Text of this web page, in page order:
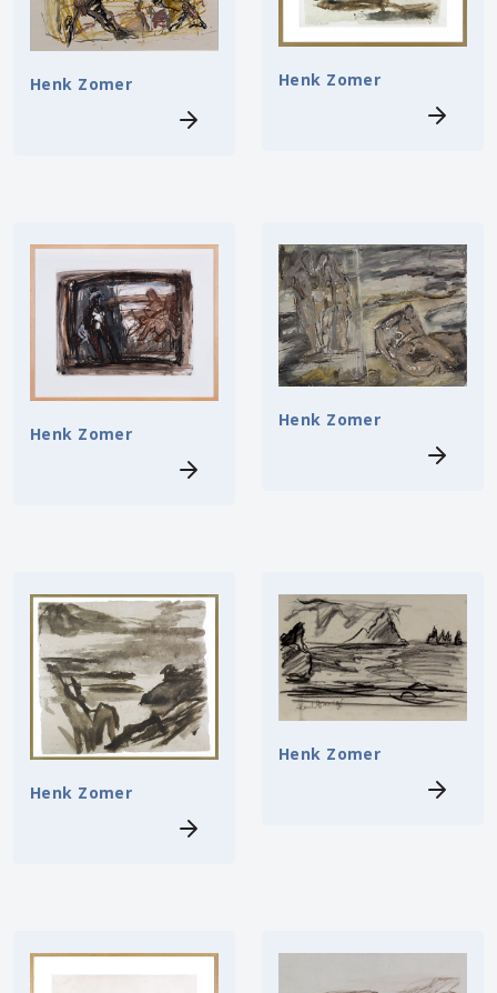
Henk Zomer Henk Zomer
Henk Zomer
Henk Zomer
Henk Zomer
Henk Zomer